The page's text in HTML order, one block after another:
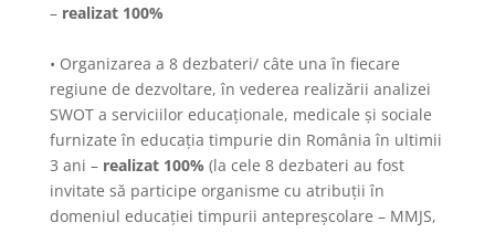
– realizat 100%
• Organizarea a 8 dezbateri/ câte una în fiecare
regiune de dezvoltare, în vederea realizării analizei
SWOT a serviciilor educaționale, medicale și sociale
furnizate în educația timpurie din România în ultimii
3 ani –realizat 100% (la cele 8 dezbateri au fost
invitate să participe organisme cu atribuții în
domeniul educației timpurii antepreșcolare – MMJS,